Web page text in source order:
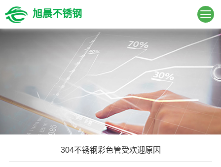
旭晨不锈钢
304不锈钢彩色管受欢迎原因